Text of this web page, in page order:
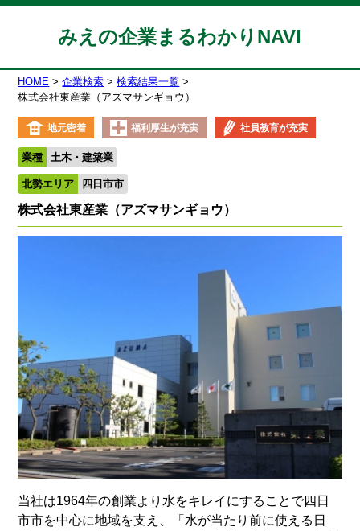
みえの企業まるわかりNAVI
HOME 企業検索
検索結果一覧
株式会社東産業（アズマサンギョウ）
地元密着 福利厚生が充実 社員教育が充実
業種 土木・建築業
北勢エリア 四日市市
株式会社東産業（アズマサンギョウ）
当社は1964年の創業より水をキレイにすることで四日
市市を中心に地域を支え、「水が当たり前に使える日